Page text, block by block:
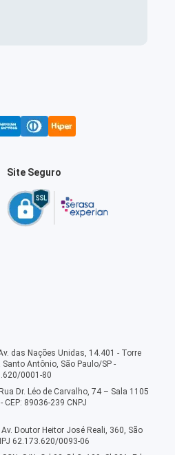
Site Seguro
das Nações Unidas, 14.401 - Torre
Antônio, São Paulo/SP -
0001-80
Dr. Léo de Carvalho, 74 – Sala 1105
89036-239 CNPJ
Doutor Heitor José Reali, 360, São
62.173.620/0093-06